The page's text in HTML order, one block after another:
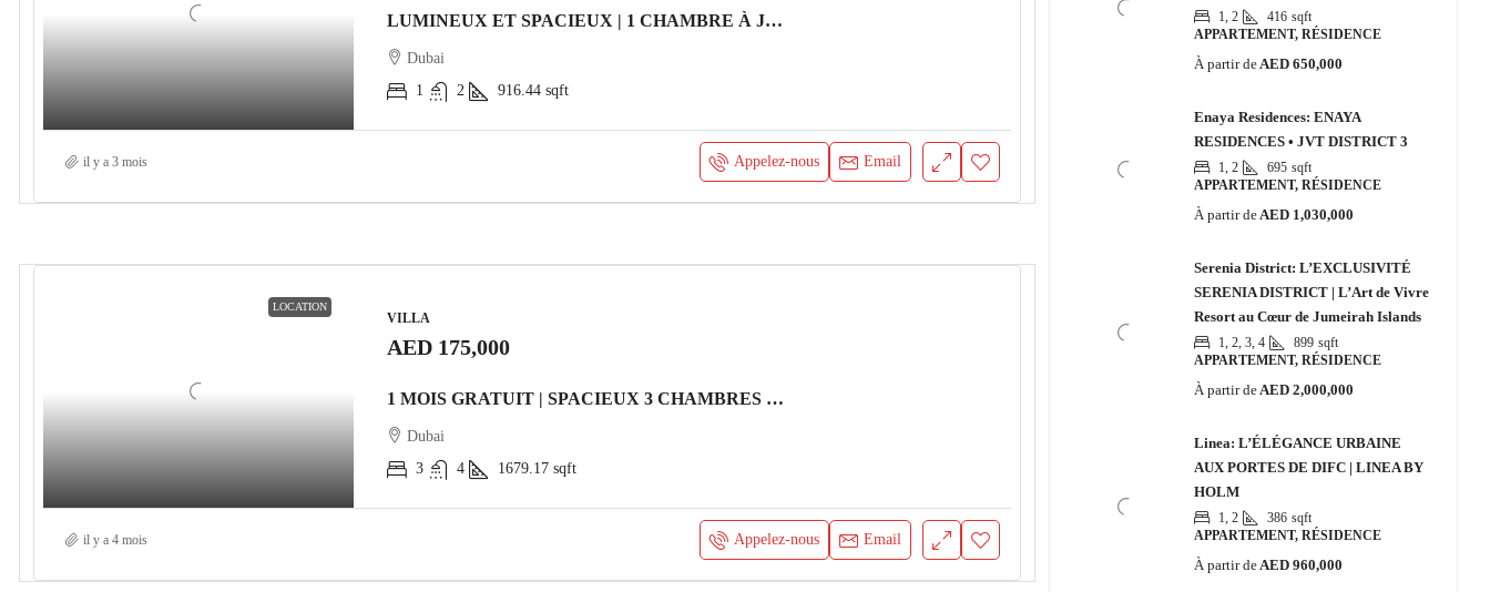
LUMINEUX ET SPACIEUX | 1 CHAMBRE À JVC | VUES PANORAMIQUES Appartement
Dubai
1
2 916.44 sqft
il y a 3 mois Appelez-nous Email
LOCATION
VILLA
AED 175,000
1 MOIS GRATUIT | SPACIEUX 3 CHAMBRES | PRÊTE À EMMÉNAGER Villa
Dubai
3
4 1679.17 sqft
il y a 4 mois Appelez-nous Email
1, 2 416 sqft
APPARTEMENT, RÉSIDENCE
À partir deAED 650,000
Enaya Residences: ENAYA
RESIDENCES • JVT DISTRICT 3
1, 2 695 sqft
APPARTEMENT, RÉSIDENCE
À partir deAED 1,030,000
Serenia District: L’EXCLUSIVITÉ
SERENIA DISTRICT | L’Art de Vivre
Resort au Cœur de Jumeirah Islands
1, 2, 3, 4 899 sqft
APPARTEMENT, RÉSIDENCE
À partir deAED 2,000,000
Linea: L’ÉLÉGANCE URBAINE
AUX PORTES DE DIFC | LINEA BY
HOLM
1, 2 386 sqft
APPARTEMENT, RÉSIDENCE
À partir deAED 960,000